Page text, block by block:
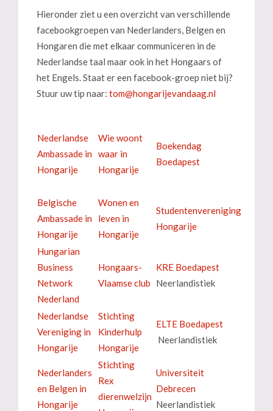
Hieronder ziet u een overzicht van verschillende
facebookgroepen van Nederlanders, Belgen en
Hongaren die met elkaar communiceren in de
Nederlandse taal maar ook in het Hongaars of
het Engels. Staat er een facebook-groep niet bij?
Stuur uw tip naar:
Nederlandse
Ambassade in
Hongarije
Wie woont
waar in
Hongarije
Boekendag
Boedapest
Belgische
Ambassade in
Hongarije
Wonen en
leven in
Hongarije
Studentenvereniging
Hongarije
Hungarian
Business
Network
Nederland
Hongaars-
Vlaamse club
KRE Boedapest
Neerlandistiek
Nederlandse
Vereniging in
Hongarije
Stichting
Kinderhulp
Hongarije
ELTE Boedapest
Neerlandistiek
Nederlanders
en Belgen in
Hongarije
Stichting
Rex
dierenwelzijn
Universiteit
Debrecen
Neerlandistiek